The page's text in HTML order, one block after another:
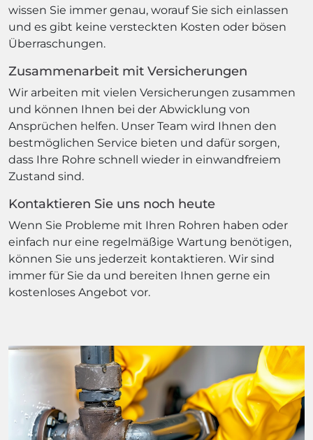
wissen Sie immer genau, worauf Sie sich einlassen
und es gibt keine versteckten Kosten oder bösen
Überraschungen.
Zusammenarbeit mit Versicherungen
Wir arbeiten mit vielen Versicherungen zusammen
und können Ihnen bei der Abwicklung von
Ansprüchen helfen. Unser Team wird Ihnen den
bestmöglichen Service bieten und dafür sorgen,
dass Ihre Rohre schnell wieder in einwandfreiem
Zustand sind.
Kontaktieren Sie uns noch heute
Wenn Sie Probleme mit Ihren Rohren haben oder
einfach nur eine regelmäßige Wartung benötigen,
können Sie uns jederzeit kontaktieren. Wir sind
immer für Sie da und bereiten Ihnen gerne ein
kostenloses Angebot vor.